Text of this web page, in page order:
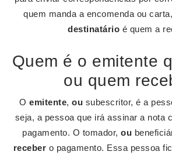
quem manda a encomenda ou
destinatário é quem a
Quem é o emitente
ou quem
O emitente, ou subescritor, é a
seja, a pessoa que irá assinar a nota
pagamento. O tomador, ou
receber o pagamento. Essa pessoa